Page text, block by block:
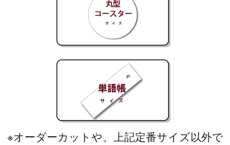
※オーダーカットや、上記定番サイズ以外で